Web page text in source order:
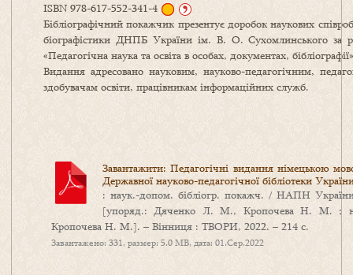
ISBN 978-617-552-341-4
Бібліографічний покажчик презентує доробок наукових
біографістики ДНПБ України ім. В. О. Сухомлинського за
«Педагогічна наука та освіта в особах, документах,
Видання адресовано науковим, науково-педагогічним,
здобувачам освіти, працівникам інформаційних служб.
Завантажити: Педагогічні видання німецькою
Державної науково-педагогічної бібліотеки
: наук.-допом. бібліогр. покажч. / НАПН
[упоряд.: Дяченко Л. М., Кропочева Н. М. ;
Кропочева Н. М.]. – Вінниця : ТВОРИ, 2022. – 214 с.
Завантажено: 331, размер: 5.0 MB, дата: 01.Сер.2022